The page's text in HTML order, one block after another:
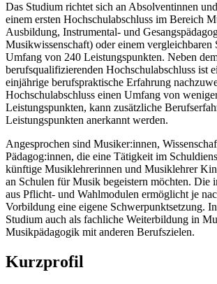
Das Studium richtet sich an Absolventinnen
einem ersten Hochschulabschluss im Bereich
Ausbildung, Instrumental- und
Musikwissenschaft) oder einem vergleichbaren
Umfang von 240 Leistungspunkten. Neben
berufsqualifizierenden Hochschulabschluss ist
einjährige berufspraktische Erfahrung
Hochschulabschluss einen Umfang von
Leistungspunkten, kann zusätzliche
Leistungspunkten anerkannt werden.
Angesprochen sind Musiker:innen,
Pädagog:innen, die eine Tätigkeit im
künftige Musiklehrerinnen und Musiklehrer
an Schulen für Musik begeistern möchten. Die
aus Pflicht- und Wahlmodulen ermöglicht je
Vorbildung eine eigene Schwerpunktsetzung.
Studium auch als fachliche Weiterbildung in
Musikpädagogik mit anderen Berufszielen.
Kurzprofil